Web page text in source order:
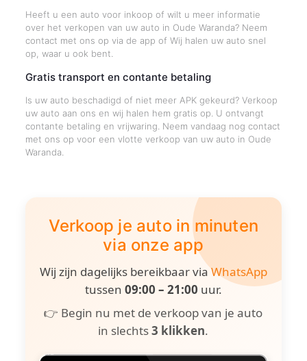
Heeft u een auto voor inkoop of wilt u meer informatie
over het verkopen van uw auto in Oude Waranda? Neem
contact met ons op via de app of Wij halen uw auto snel
op, waar u ook bent.
Gratis transport en contante betaling
Is uw auto beschadigd of niet meer APK gekeurd? Verkoop
uw auto aan ons en wij halen hem gratis op. U ontvangt
contante betaling en vrijwaring. Neem vandaag nog contact
met ons op voor een vlotte verkoop van uw auto in Oude
Waranda.
Verkoop je auto in minuten
via onze app
Wij zijn dagelijks bereikbaar viaWhatsApp
tussen 09:00 – 21:00 uur.
👉 Begin nu met de verkoop van je auto
in slechts3 klikken.